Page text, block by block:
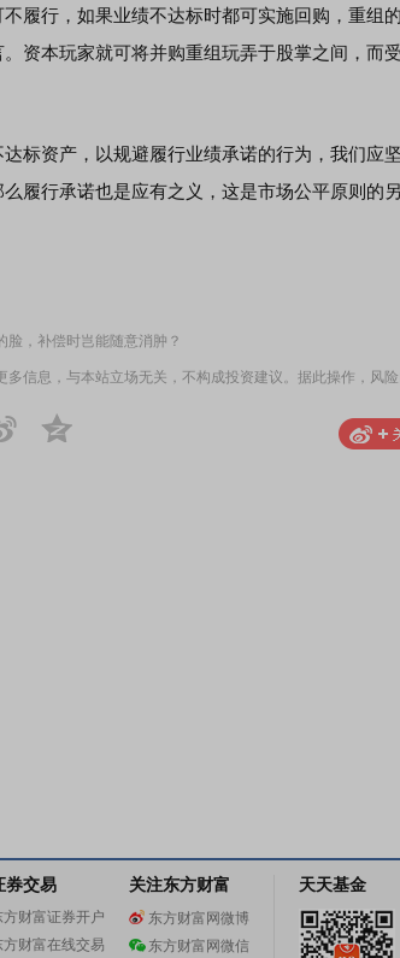
行，如果业绩不达标时都可实施回购，重组
资本玩家就可将并购重组玩弄于股掌之间，而
资产，以规避履行业绩承诺的行为，我们应坚
履行承诺也是应有之义，这是市场公平原则的另
脸，补偿时岂能随意消肿？
信息，与本站立场无关，不构成投资建议。据此操作，风险
券交易
方财富证券开户
方财富在线交易
关注东方财富
东方财富网微博
东方财富网微信
天天基金